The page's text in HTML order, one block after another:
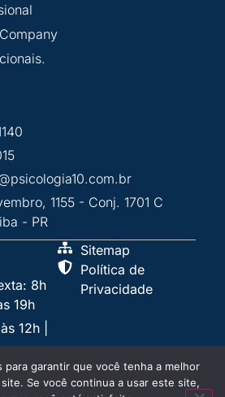
1155 - Conj. 1701 C
- PR
8h
19h
12h |
Sitemap
Política de
Privacidade
para garantir que você tenha a melhor
Se você continua a usar este site,